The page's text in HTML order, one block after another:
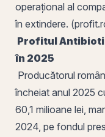
operațional al
în extindere.
Profitul
în 2025
Producătorul român
încheiat anul 2025
60,1 milioane lei,
2024, pe fondul